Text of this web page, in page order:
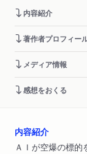
内容紹介
著作者プロフィー
メディア情報
感想をおくる
内容紹介
ＡＩが空爆の標